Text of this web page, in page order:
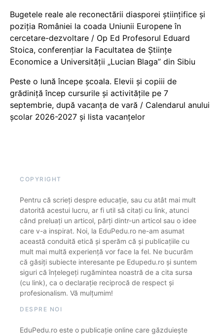
Bugetele reale ale reconectării diasporei științifice și
poziția României la coada Uniunii Europene în
cercetare-dezvoltare / Op Ed Profesorul Eduard
Stoica, conferențiar la Facultatea de Științe
Economice a Universității „Lucian Blaga” din Sibiu
Peste o lună începe școala. Elevii și copiii de
grădiniță încep cursurile și activitățile pe 7
septembrie, după vacanța de vară / Calendarul anului
școlar 2026-2027 și lista vacanțelor
COPYRIGHT
Pentru că scrieți despre educație, sau cu atât mai mult
datorită acestui lucru, ar fi util să citați cu link, atunci
când preluați un articol, părți dintr-un articol sau o idee
care v-a inspirat. Noi, la EduPedu.ro ne-am asumat
această conduită etică și sperăm că și publicațiile cu
mult mai multă experiență vor face la fel. Ne bucurăm
că găsiți subiecte interesante pe Edupedu.ro și suntem
siguri că înțelegeți rugămintea noastră de a cita sursa
(cu link), ca o declarație reciprocă de respect și
profesionalism. Vă mulțumim!
DESPRE NOI
EduPedu.ro este o publicație online care găzduiește